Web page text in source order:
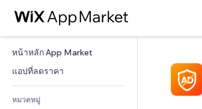
หน้าหลัก App Market
แอปที่ลดราคา
หมวดหมู่